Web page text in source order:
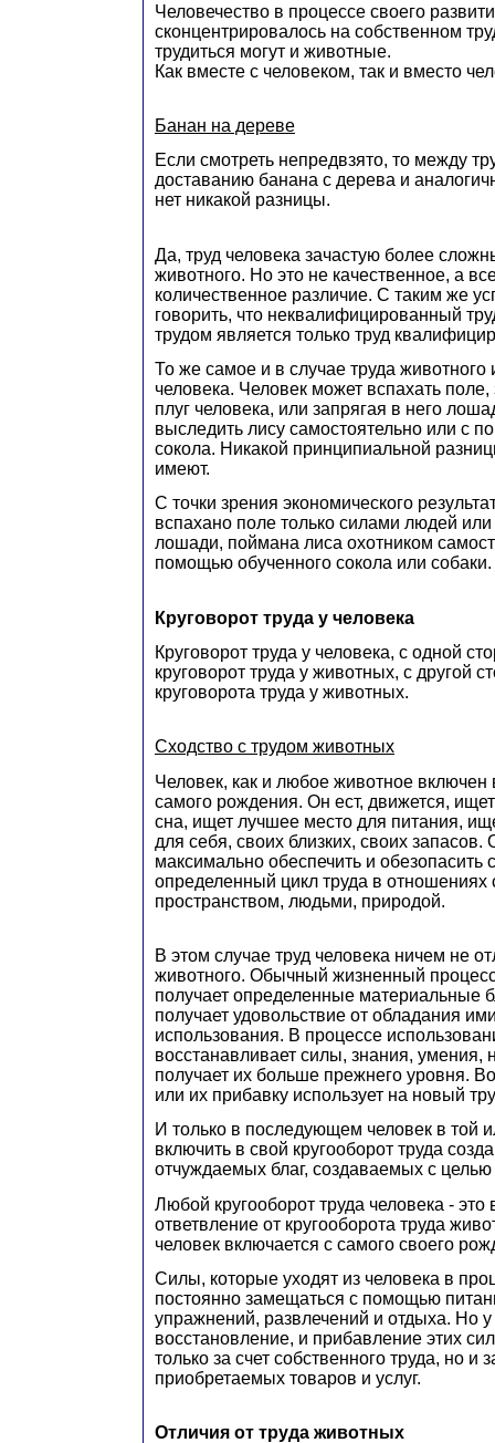
Человечество в процессе своего
сконцентрировалось на собственном
трудиться могут и животные.
Как вместе с человеком, так и вместо
Банан на дереве
Если смотреть непредвзято, то между
доставанию банана с дерева и
нет никакой разницы.
Да, труд человека зачастую более
животного. Но это не качественное, а
количественное различие. С таким же
говорить, что неквалифицированный
трудом является только труд
То же самое и в случае труда животного
человека. Человек может вспахать поле,
плуг человека, или запрягая в него
выследить лису самостоятельно или с
сокола. Никакой принципиальной
имеют.
С точки зрения экономического
вспахано поле только силами людей
лошади, поймана лиса охотником
помощью обученного сокола или собаки.
Круговорот труда у человека
Круговорот труда у человека, с одной
круговорот труда у животных, с другой
круговорота труда у животных.
Сходство с трудом животных
Человек, как и любое животное включен
самого рождения. Он ест, движется,
сна, ищет лучшее место для питания,
для себя, своих близких, своих запасов.
максимально обеспечить и обезопасить
определенный цикл труда в
пространством, людьми, природой.
В этом случае труд человека ничем не
животного. Обычный жизненный
получает определенные материальные
получает удовольствие от обладания
использования. В процессе
восстанавливает силы, знания, умения,
получает их больше прежнего уровня.
или их прибавку использует на новый
И только в последующем человек в той
включить в свой кругооборот труда
отчуждаемых благ, создаваемых с
Любой кругооборот труда человека - это
ответвление от кругооборота труда
человек включается с самого своего
Силы, которые уходят из человека в
постоянно замещаться с помощью
упражнений, развлечений и отдыха. Но у
восстановление, и прибавление этих
только за счет собственного труда, но и
приобретаемых товаров и услуг.
Отличия от труда животных